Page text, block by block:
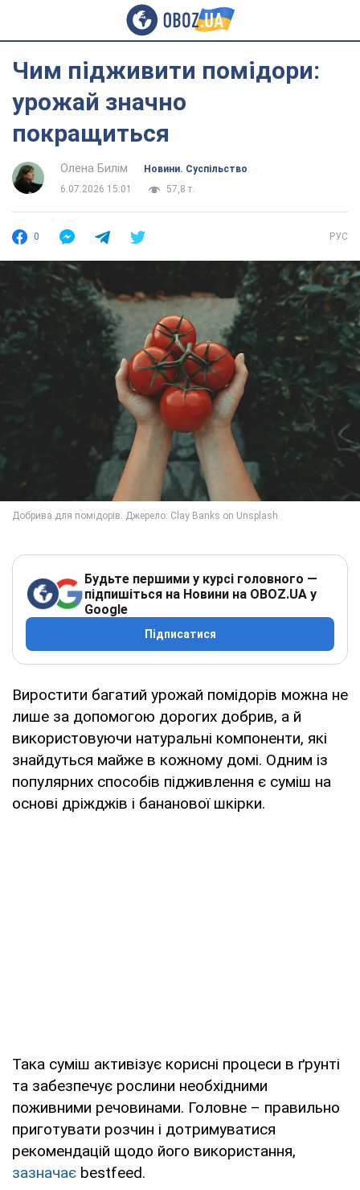
Чим підживити помідори:
урожай значно
покращиться
Олена Билім
Новини. Суспільство
6.07.2026 15:01
57,8 т.
0 РУС
Будьте першими у курсі головного —
підпишіться на Новини на OBOZ.UA у
Google
Підписатися
Виростити багатий урожай помідорів можна не
лише за допомогою дорогих добрив, а й
використовуючи натуральні компоненти, які
знайдуться майже в кожному домі. Одним із
популярних способів підживлення є суміш на
основі дріжджів і бананової шкірки.
Така суміш активізує корисні процеси в ґрунті
та забезпечує рослини необхідними
поживними речовинами. Головне – правильно
приготувати розчин і дотримуватися
рекомендацій щодо його використання,
зазначає bestfeed.